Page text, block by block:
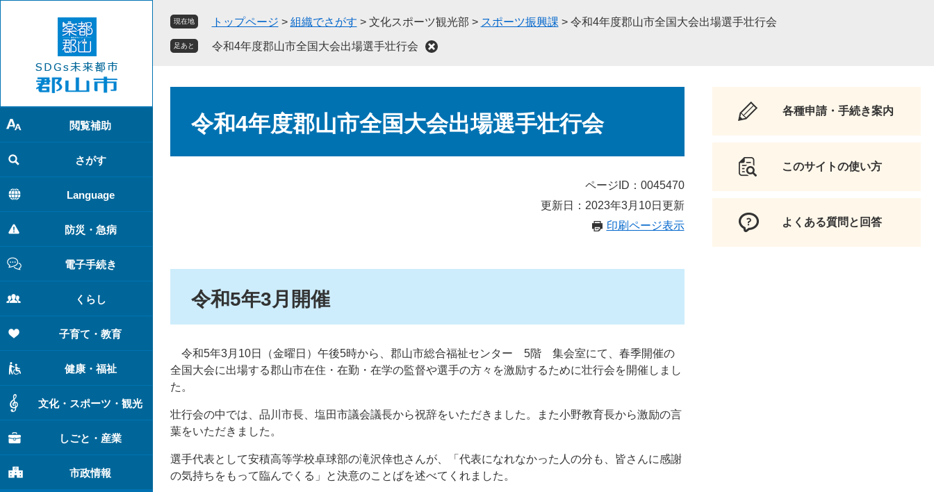
で
す
。
ば
し
て
本
文
へ
閲覧補助
さがす
Language
防災・急病
電子手続き
くらし
子育て・教育
健康・福祉
文化・スポーツ・観光
しごと・産業
市政情報
現在地 トップページ > 組織でさがす > 文化スポーツ観光部 > スポーツ振興課 > 令和4年度郡山市全国大会出場選手壮行会
足あと 令和4年度郡山市全国大会出場選手壮行会
令和4年度郡山市全国大会出場選手壮行会
ページID：0045470
更新日：2023年3月10日更新
印刷ページ表示
令和5年3月開催
令和5年3月10日（金曜日）午後5時から、郡山市総合福祉センター 5階 集会室にて、春季開催の
全国大会に出場する郡山市在住・在勤・在学の監督や選手の方々を激励するために壮行会を開催しまし
た。
壮行会の中では、品川市長、塩田市議会議長から祝辞をいただきました。また小野教育長から激励の言
葉をいただきました。
選手代表として安積高等学校卓球部の滝沢倖也さんが、「代表になれなかった人の分も、皆さんに感謝
の気持ちをもって臨んでくる」と決意のことばを述べてくれました。
各種申請・手続き案内
このサイトの使い方
よくある質問と回答